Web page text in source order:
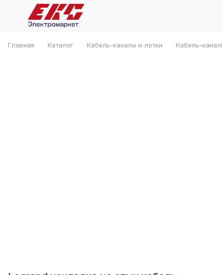
Главная Каталог Кабель-каналы и лотки Кабель-